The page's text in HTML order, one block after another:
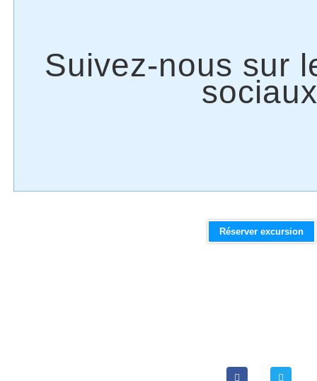
Réserver excursion